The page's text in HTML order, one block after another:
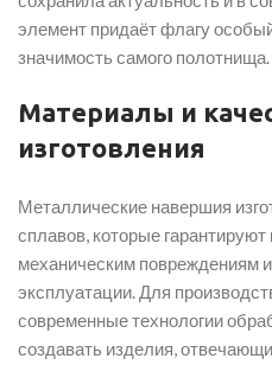
элемент придаёт флагу
значимость самого полотнища.
Материалы и
изготовления
Металлические навершия
сплавов, которые
механическим повреждениям
эксплуатации. Для
современные технологии
создавать изделия,